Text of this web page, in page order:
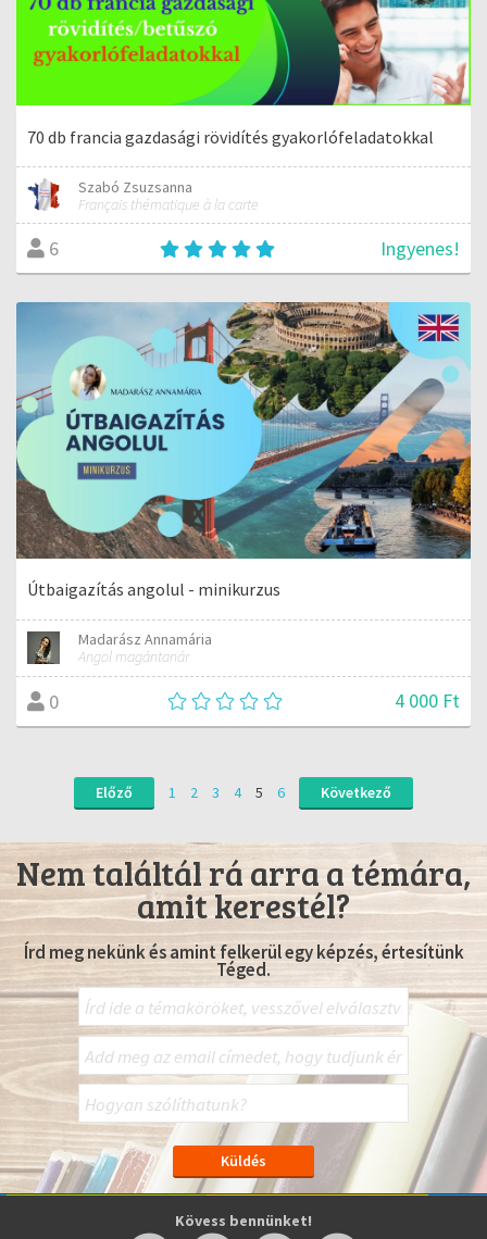
70 db francia gazdasági rövidítés gyakorlófeladatokkal
Szabó Zsuzsanna
Français thématique à la carte
6 Ingyenes!
Útbaigazítás angolul - minikurzus
Madarász Annamária
Angol magántanár
0 4 000 Ft
Előző 1 2 3 4 5 6 Következő
Nem találtál rá arra a témára,
amit kerestél?
Írd meg nekünk és amint felkerül egy képzés, értesítünk
Téged.
Kövess bennünket!